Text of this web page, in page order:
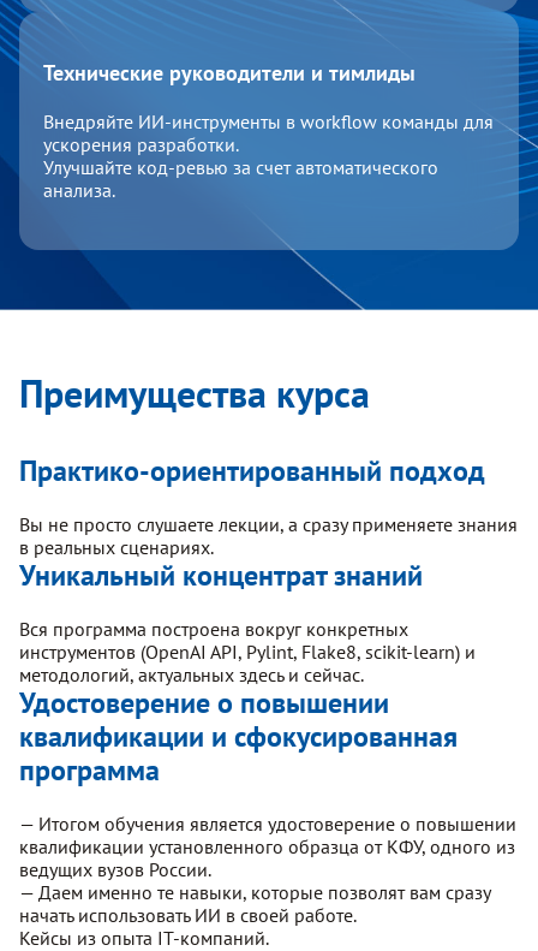
Технические руководители и тимлиды
Внедряйте ИИ-инструменты в workflow команды для
ускорения разработки.
Улучшайте код-ревью за счет автоматического
анализа.
Преимущества курса
Практико-ориентированный подход
Вы не просто слушаете лекции, а сразу применяете знания
в реальных сценариях.
Уникальный концентрат знаний
Вся программа построена вокруг конкретных
инструментов (OpenAI API, Pylint, Flake8, scikit-learn) и
методологий, актуальных здесь и сейчас.
Удостоверение о повышении
квалификации и сфокусированная
программа
— Итогом обучения является удостоверение о повышении
квалификации установленного образца от КФУ, одного из
ведущих вузов России.
— Даем именно те навыки, которые позволят вам сразу
начать использовать ИИ в своей работе.
Кейсы из опыта IT-компаний.